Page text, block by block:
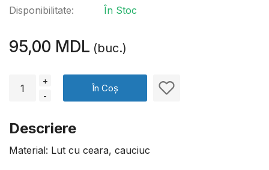
Disponibilitate:
În Stoc
95,00 MDL (buc.)
+
-
În Coș
Descriere
Material: Lut cu ceara, cauciuc